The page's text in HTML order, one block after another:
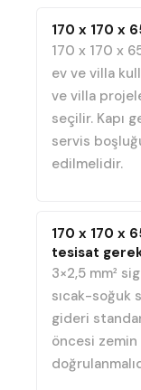
170 x 170 x
170 x 170 x
ev ve villa
ve villa
seçilir. Kapı
servis
edilmelidir.
170 x 170 x
tesisat
3×2,5 mm²
sıcak-soğuk
gideri
öncesi zemin